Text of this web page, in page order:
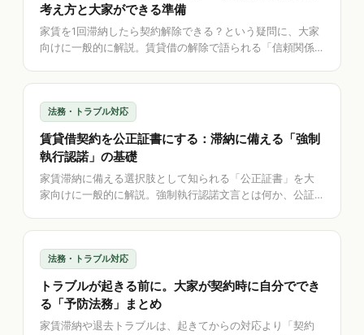
考え方と大家ができる準備
家賃を1回滞納したら契約解除できる？という疑問に、大家
向けに一般的に解説。賃貸借の解除で語られる「信頼関係
法務・トラブル対応
賃貸借契約を公正証書にする：滞納に備える「強制
執行認諾」の基礎
家賃滞納に備える選択肢として知られる「公正証書」を大
家向けに一般的に解説。強制執行認諾文言とは何か、公証
法務・トラブル対応
トラブルが起きる前に。大家が契約時に自分ででき
る「予防法務」まとめ
家賃滞納や退去トラブルは、起きてからの対応より「契約